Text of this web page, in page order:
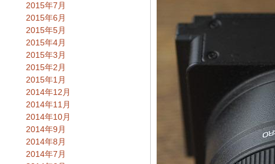
2015年7月
2015年6月
2015年5月
2015年4月
2015年3月
2015年2月
2015年1月
2014年12月
2014年11月
2014年10月
2014年9月
2014年8月
2014年7月